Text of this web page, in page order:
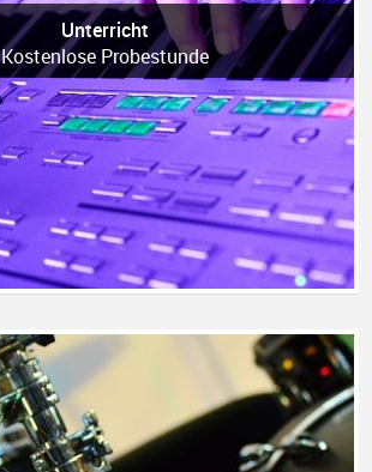
Unterricht
Kostenlose Probestunde